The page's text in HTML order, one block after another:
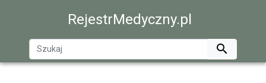
RejestrMedyczny.pl
